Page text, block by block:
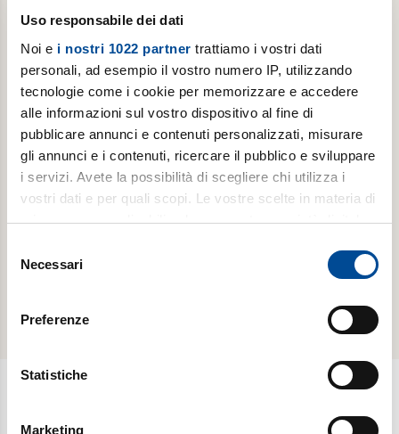
Uso responsabile dei dati
Noi e i nostri 1022 partner trattiamo i vostri dati
personali, ad esempio il vostro numero IP, utilizzando
tecnologie come i cookie per memorizzare e accedere
alle informazioni sul vostro dispositivo al fine di
pubblicare annunci e contenuti personalizzati, misurare
gli annunci e i contenuti, ricercare il pubblico e sviluppare
i servizi. Avete la possibilità di scegliere chi utilizza i
vostri dati e per quali scopi. Le vostre scelte in materia di
privacy sono applicabili solo su questa proprietà digitale
modificare o revocare il proprio consenso in qualsiasi
momento dalla Dichiarazione sui cookie o facendo clic
raccogliere informazioni sulla tua posizione
geografica, con un'approssimazione di qualche
delNecessari
Preferenze
Statistiche
Marketing
ABBONAMENTI -
LUOGHI
DELL'INFINITO
Abbonamento
annuale
cartaceo
più
ABBONAMENTI -
LUOGHI
DELL'INFINITO
Abbonamento
annuale
digitale
Newsletter